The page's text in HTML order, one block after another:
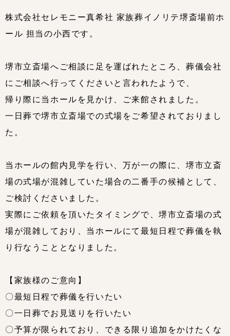
株式会社セレモニー真希社 家族葬イノリテ堺斎場前ホ
ール 担当の小西です。
堺市立斎場へご相談に足を運ばれたところ、葬儀会社
にご相談へ行ってくださいと言われたようで、
帰り際に当ホールを見かけ、ご来館されました。
一日葬で堺市立斎場での式場をご希望されておりまし
た。
当ホールの館内見学を行い、万が一の際に、堺市立斎
場の式場が混雑していた場合の二番手の候補として、
ご検討くださいました。
実際にご依頼を頂いたタイミングで、堺市立斎場の式
場が混雑しており、当ホールにて最短日程で葬儀を執
り行なうこととなりました。
【家族様のご意向】
〇最短日程で葬儀を行いたい
〇一日葬でお見送りを行いたい
〇予算が限られており、できる限り追加をかけたくな